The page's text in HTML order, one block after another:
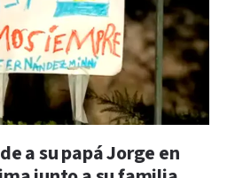
a su papá Jorge en